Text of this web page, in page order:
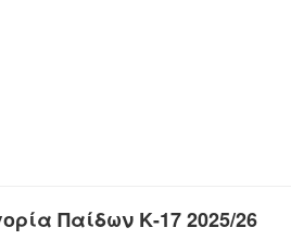
Παίδων Κ-17 2025/26